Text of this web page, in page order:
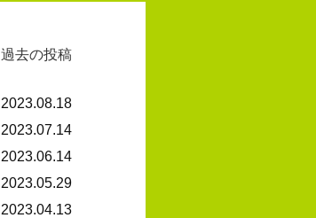
過去の投稿
2023.08.18
2023.07.14
2023.06.14
2023.05.29
2023.04.13